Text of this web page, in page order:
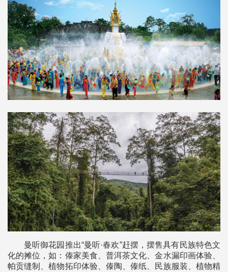
曼听御花园推出“曼听·春欢”赶摆，摆售具有民族特色文
化的摊位，如：傣家美食、普洱茶文化、金水漏印画体验、
帕贡缝制、植物拓印体验、傣陶、傣纸、民族服装、植物精